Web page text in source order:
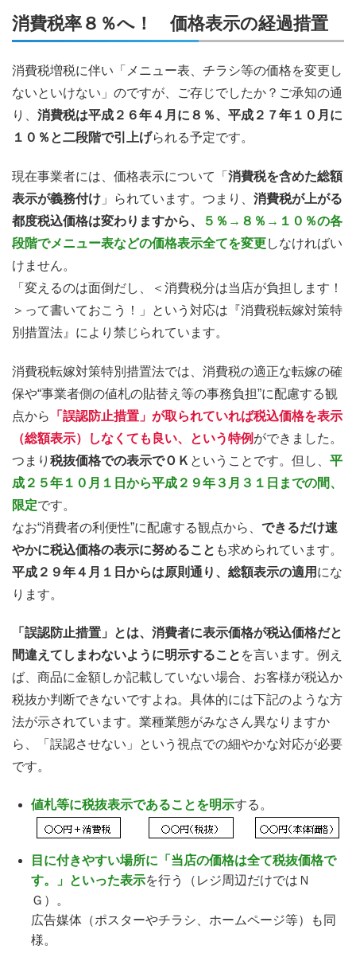
消費税率８％へ！ 価格表示の経過措置
消費税増税に伴い「メニュー表、チラシ等の価格を変更し
ないといけない」のですが、ご存じでしたか？ご承知の通
り、 消費税は平成２６年４月に８％、平成２７年１０月に
１０％と二段階で引上げられる予定です。
現在事業者には、価格表示について「 消費税を含めた総額
表示が義務付け 」られています。つまり、 消費税が上がる
都度税込価格は変わりますから、
５％→８％→１０％の各
段階でメニュー表などの価格表示全てを変更しなければい
けません。
「変えるのは面倒だし、＜消費税分は当店が負担します！
＞って書いておこう！」という対応は『消費税転嫁対策特
別措置法』により禁じられています。
消費税転嫁対策特別措置法では、消費税の適正な転嫁の確
保や“事業者側の値札の貼替え等の事務負担”に配慮する観
点から
「誤認防止措置」が取られていれば税込価格を表示
（総額表示）しなくても良い、という特例 ができました。
つまり 税抜価格での表示でＯＫ ということです。但し、 平
成２５年１０月１日から平成２９年３月３１日までの間、
限定です。
なお“消費者の利便性”に配慮する観点から、 できるだけ速
やかに税込価格の表示に努めること も求められています。
平成２９年４月１日からは原則通り、総額表示の適用 にな
ります。
「誤認防止措置」とは、消費者に表示価格が税込価格だと
間違えてしまわないように明示すること を言います。例え
ば、商品に金額しか記載していない場合、お客様が税込か
税抜か判断できないですよね。具体的には下記のような方
法が示されています。業種業態がみなさん異なりますか
ら、「誤認させない」という視点での細やかな対応が必要
です。
値札等に税抜表示であることを明示する。
目に付きやすい場所に「当店の価格は全て税抜価格で
す。」といった表示を行う（レジ周辺だけではＮ
Ｇ）。
広告媒体（ポスターやチラシ、ホームページ等）も同
様。